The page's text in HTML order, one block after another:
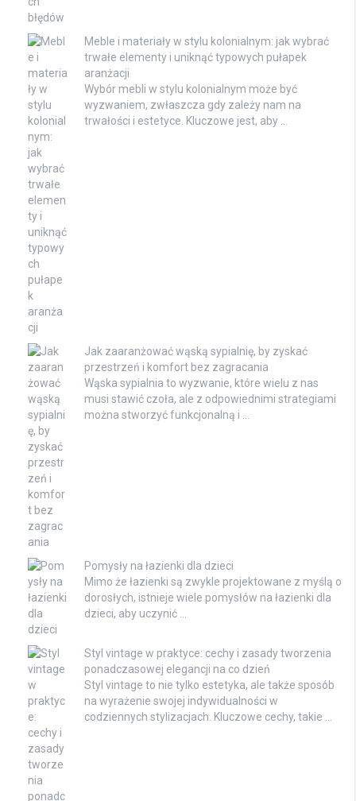
Meble i materiały w stylu kolonialnym: jak wybrać
trwałe elementy i uniknąć typowych pułapek
aranżacji
Wybór mebli w stylu kolonialnym może być
wyzwaniem, zwłaszcza gdy zależy nam na
trwałości i estetyce. Kluczowe jest, aby …
Jak zaaranżować wąską sypialnię, by zyskać
przestrzeń i komfort bez zagracania
Wąska sypialnia to wyzwanie, które wielu z nas
musi stawić czoła, ale z odpowiednimi strategiami
można stworzyć funkcjonalną i …
Pomysły na łazienki dla dzieci
Mimo że łazienki są zwykle projektowane z myślą o
dorosłych, istnieje wiele pomysłów na łazienki dla
dzieci, aby uczynić …
Styl vintage w praktyce: cechy i zasady tworzenia
ponadczasowej elegancji na co dzień
Styl vintage to nie tylko estetyka, ale także sposób
na wyrażenie swojej indywidualności w
codziennych stylizacjach. Kluczowe cechy, takie …